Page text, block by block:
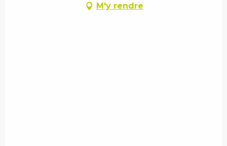
M'y rendre